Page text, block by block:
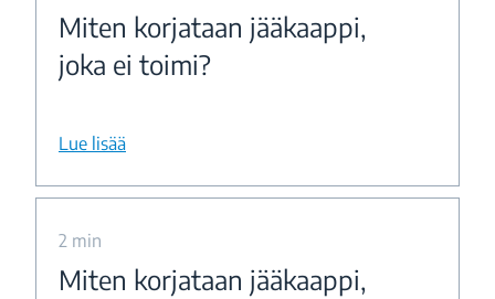
Miten korjataan jääkaappi,
joka ei toimi?
Lue lisää
2 min
Miten korjataan jääkaappi,